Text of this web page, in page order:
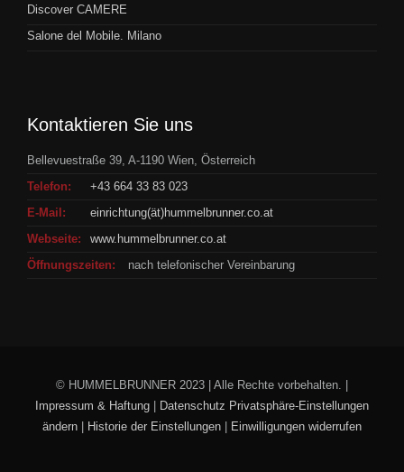
Discover CAMERE
Salone del Mobile. Milano
Kontaktieren Sie uns
Bellevuestraße 39, A-1190 Wien, Österreich
Telefon:
+43 664 33 83 023
E-Mail:
einrichtung(ät)hummelbrunner.co.at
Webseite:
www.hummelbrunner.co.at
Öffnungszeiten:
nach telefonischer Vereinbarung
© HUMMELBRUNNER 2023 | Alle Rechte vorbehalten. |
Impressum & Haftung
Datenschutz Privatsphäre-Einstellungen
ändern
Historie der Einstellungen Einwilligungen widerrufen